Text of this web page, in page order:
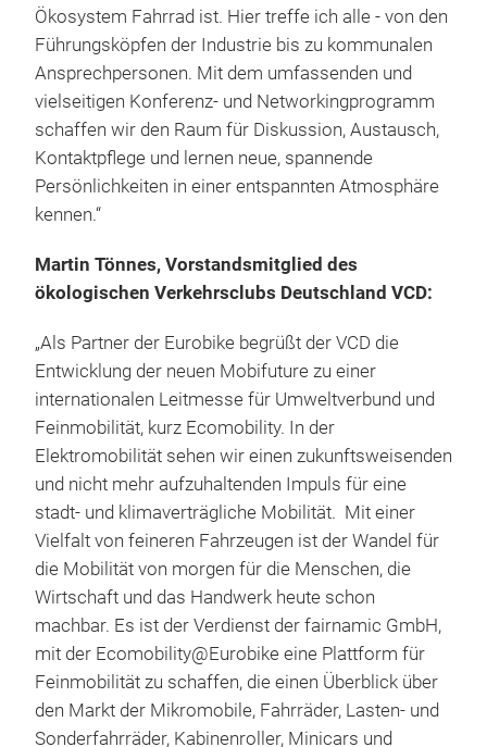
Ökosystem Fahrrad ist. Hier treffe ich alle - von den
Führungsköpfen der Industrie bis zu kommunalen
Ansprechpersonen. Mit dem umfassenden und
vielseitigen Konferenz- und Networkingprogramm
schaffen wir den Raum für Diskussion, Austausch,
Kontaktpflege und lernen neue, spannende
Persönlichkeiten in einer entspannten Atmosphäre
kennen.“
Martin Tönnes, Vorstandsmitglied des
ökologischen Verkehrsclubs Deutschland VCD:
„Als Partner der Eurobike begrüßt der VCD die
Entwicklung der neuen Mobifuture zu einer
internationalen Leitmesse für Umweltverbund und
Feinmobilität, kurz Ecomobility. In der
Elektromobilität sehen wir einen zukunftsweisenden
und nicht mehr aufzuhaltenden Impuls für eine
stadt- und klimaverträgliche Mobilität. Mit einer
Vielfalt von feineren Fahrzeugen ist der Wandel für
die Mobilität von morgen für die Menschen, die
Wirtschaft und das Handwerk heute schon
machbar. Es ist der Verdienst der fairnamic GmbH,
mit der Ecomobility@Eurobike eine Plattform für
Feinmobilität zu schaffen, die einen Überblick über
den Markt der Mikromobile, Fahrräder, Lasten- und
Sonderfahrräder, Kabinenroller, Minicars und